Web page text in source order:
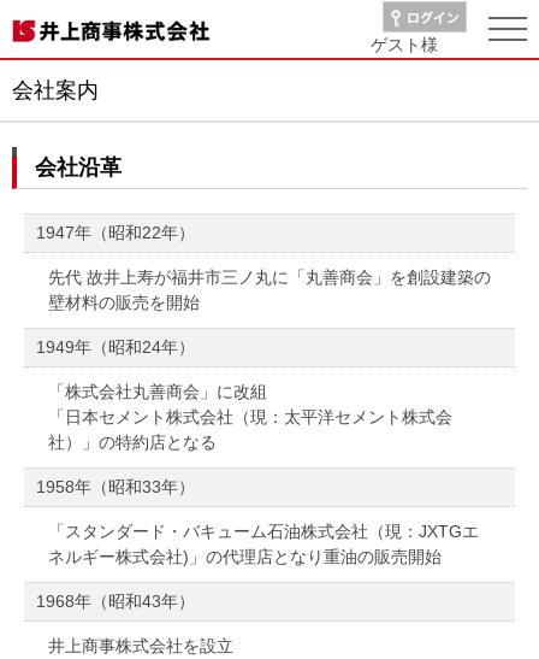
ゲスト様
会社案内
会社沿革
1947年（昭和22年）
先代 故井上寿が福井市三ノ丸に「丸善商会」を創設建築の
壁材料の販売を開始
1949年（昭和24年）
「株式会社丸善商会」に改組
「日本セメント株式会社（現：太平洋セメント株式会
社）」の特約店となる
1958年（昭和33年）
「スタンダード・バキューム石油株式会社（現：JXTGエ
ネルギー株式会社)」の代理店となり重油の販売開始
1968年（昭和43年）
井上商事株式会社を設立